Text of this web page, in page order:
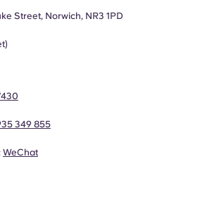
Street, Norwich, NR3 1PD
349 855
WeChat